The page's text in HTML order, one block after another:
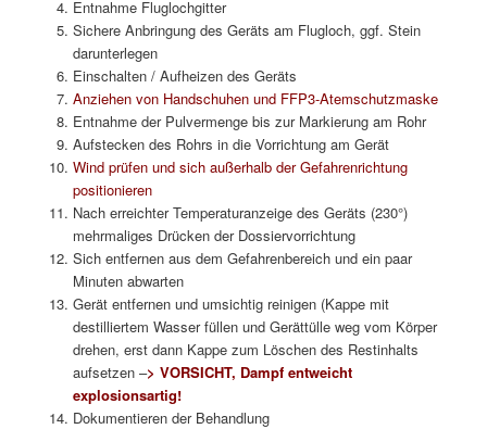
Entnahme Fluglochgitter
Sichere Anbringung des Geräts am Flugloch, ggf. Stein
darunterlegen
Einschalten / Aufheizen des Geräts
Anziehen von Handschuhen und FFP3-Atemschutzmaske
Entnahme der Pulvermenge bis zur Markierung am Rohr
Aufstecken des Rohrs in die Vorrichtung am Gerät
Wind prüfen und sich außerhalb der Gefahrenrichtung
positionieren
Nach erreichter Temperaturanzeige des Geräts (230°)
mehrmaliges Drücken der Dossiervorrichtung
Sich entfernen aus dem Gefahrenbereich und ein paar
Minuten abwarten
Gerät entfernen und umsichtig reinigen (Kappe mit
destilliertem Wasser füllen und Gerättülle weg vom Körper
drehen, erst dann Kappe zum Löschen des Restinhalts
aufsetzen –> VORSICHT, Dampf entweicht
explosionsartig!
Dokumentieren der Behandlung